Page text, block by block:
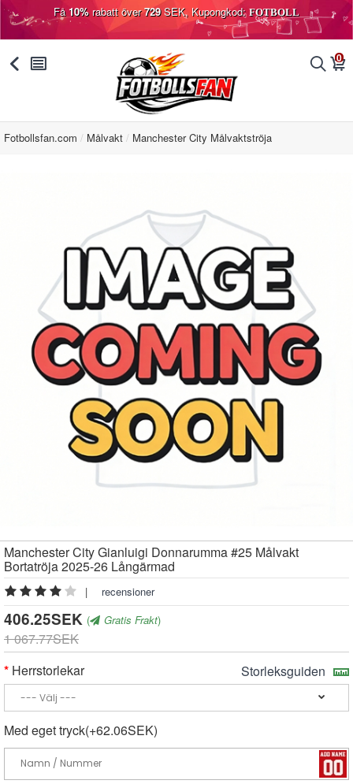
Få10%rabatt över729SEK, Kupongkod: FOTBOLL
󰅯 󰂩 󰂨 0
󰃦
Fotbollsfan.com Målvakt Manchester City Målvaktströja
Manchester City Gianluigi Donnarumma #25 Målvakt
Bortatröja 2025-26 Långärmad
| recensioner
406.25SEK ( Gratis Frakt)
1 067.77SEK
Herrstorlekar
Storleksguiden
Med eget tryck(+62.06SEK)